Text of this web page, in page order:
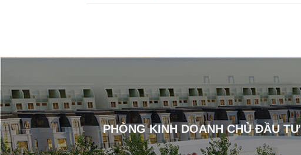
PHÒNG KINH DOANH CHỦ ĐẦU TƯ